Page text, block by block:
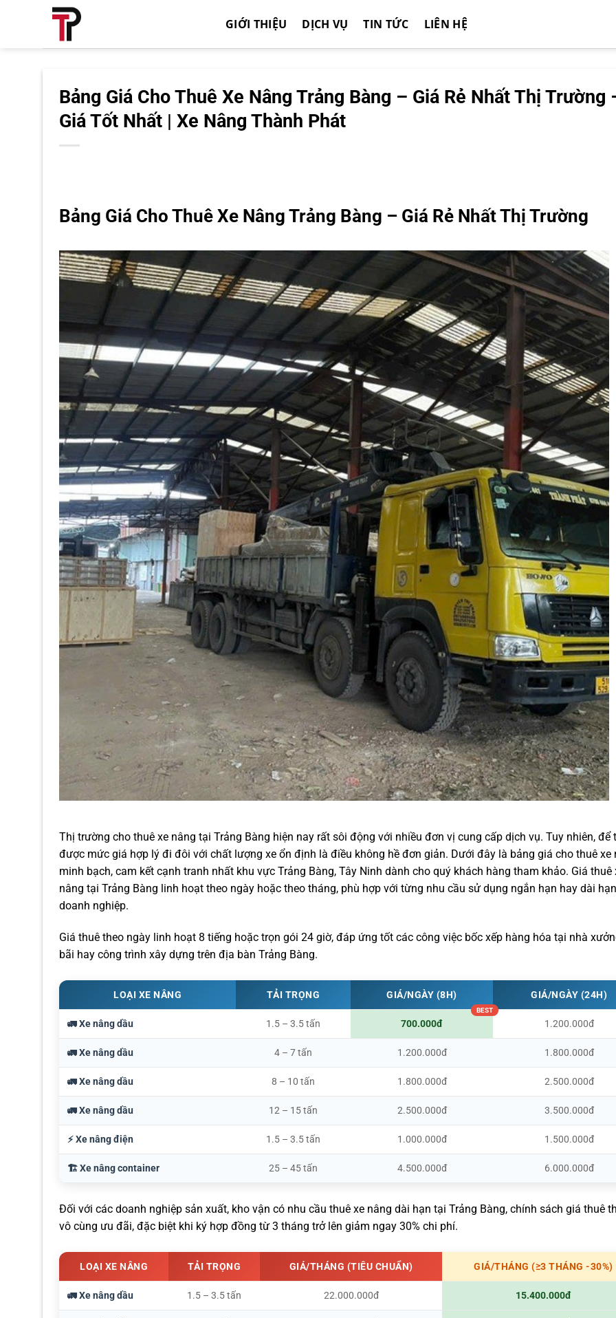
GIỚI THIỆU DỊCH VỤ TIN TỨC LIÊN HỆ
Bảng Giá Cho Thuê Xe Nâng Trảng Bàng – Giá Rẻ Nhất Thị Trường
Giá Tốt Nhất | Xe Nâng Thành Phát
Bảng Giá Cho Thuê Xe Nâng Trảng Bàng – Giá Rẻ Nhất Thị Trường
Thị trường cho thuê xe nâng tại Trảng Bàng hiện nay rất sôi động với nhiều đơn vị cung cấp dịch vụ. Tuy nhiên, để
được mức giá hợp lý đi đôi với chất lượng xe ổn định là điều không hề đơn giản. Dưới đây là bảng giá cho thuê xe
minh bạch, cam kết cạnh tranh nhất khu vực Trảng Bàng, Tây Ninh dành cho quý khách hàng tham khảo. Giá thuê
nâng tại Trảng Bàng linh hoạt theo ngày hoặc theo tháng, phù hợp với từng nhu cầu sử dụng ngắn hạn hay dài
doanh nghiệp.
Giá thuê theo ngày linh hoạt 8 tiếng hoặc trọn gói 24 giờ, đáp ứng tốt các công việc bốc xếp hàng hóa tại nhà
bãi hay công trình xây dựng trên địa bàn Trảng Bàng.
LOẠI XE NÂNG TẢI TRỌNG GIÁ/NGÀY (8H) GIÁ/NGÀY (24H)
🚛 Xe nâng dầu 1.5 – 3.5 tấn 700.000đ 1.200.000đ
🚛 Xe nâng dầu 4 – 7 tấn 1.200.000đ 1.800.000đ
🚛 Xe nâng dầu 8 – 10 tấn 1.800.000đ 2.500.000đ
🚛 Xe nâng dầu 12 – 15 tấn 2.500.000đ 3.500.000đ
⚡ Xe nâng điện 1.5 – 3.5 tấn 1.000.000đ 1.500.000đ
🏗️ Xe nâng container 25 – 45 tấn 4.500.000đ 6.000.000đ
Đối với các doanh nghiệp sản xuất, kho vận có nhu cầu thuê xe nâng dài hạn tại Trảng Bàng, chính sách giá thuê
vô cùng ưu đãi, đặc biệt khi ký hợp đồng từ 3 tháng trở lên giảm ngay 30% chi phí.
LOẠI XE NÂNG TẢI TRỌNG GIÁ/THÁNG (TIÊU CHUẨN) GIÁ/THÁNG (≥3 THÁNG -30%)
🚛 Xe nâng dầu 1.5 – 3.5 tấn 22.000.000đ 15.400.000đ